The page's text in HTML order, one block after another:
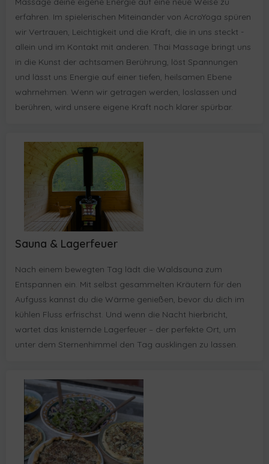
erfahren. Im spielerischen Miteinander von AcroYoga spüren
wir Vertrauen, Leichtigkeit und die Kraft, die in uns steckt -
allein und im Kontakt mit anderen. Thai Massage bringt uns
in die Kunst der achtsamen Berührung, löst Spannungen
und lässt uns Energie auf einer tiefen, heilsamen Ebene
wahrnehmen. Wenn wir getragen werden, loslassen und
berühren, wird unsere eigene Kraft noch klarer spürbar.
Sauna & Lagerfeuer
Nach einem bewegten Tag lädt die Waldsauna zum
Entspannen ein. Mit selbst gesammelten Kräutern für den
Aufguss kannst du die Wärme genießen, bevor du dich im
kühlen Fluss erfrischst. Und wenn die Nacht hierbricht,
wartet das knisternde Lagerfeuer – der perfekte Ort, um
unter dem Sternenhimmel den Tag ausklingen zu lassen.